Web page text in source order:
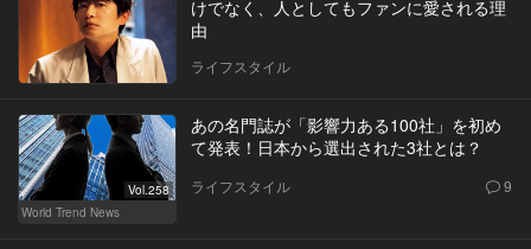
けでなく、人としてもファンに愛される理
由
ライフスタイル
Vol.258
World Trend News
あの名門誌が「影響力ある100社」を初め
て発表！日本から選出された3社とは？
ライフスタイル 9